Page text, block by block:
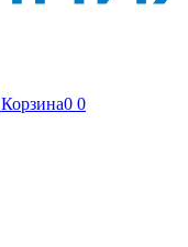
Корзина0 0